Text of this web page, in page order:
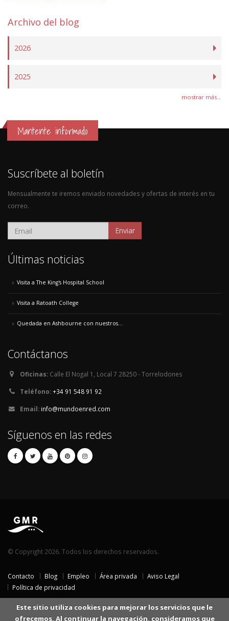
Archivo del blog
2026
2025
mostrar más...
Mantente informado
Suscríbete al boletín
Mensualmente te iremos enviado novedades y ofertas de interés en tu
correo.
Enviar
Últimas noticias
Visita a The King's Hospital School
Visita a Ratoath College
Quedada en Ashbourne con nuestros...
Contáctanos
Oficinas: Calle El Nogal 1, Local 7 28250 - Torrelodones
Teléfono:+34 91 548 91 92
Email: info@mundoenred.com
Síguenos en las redes
© Copyright 2026. Todos los derechos reservados.
Contacto Blog Empleo Área privada
Aviso Legal
Política de privacidad
Este sitio utiliza cookies para mejorar los servicios que le
ofrecemos. Al continuar la navegación, consideramos que